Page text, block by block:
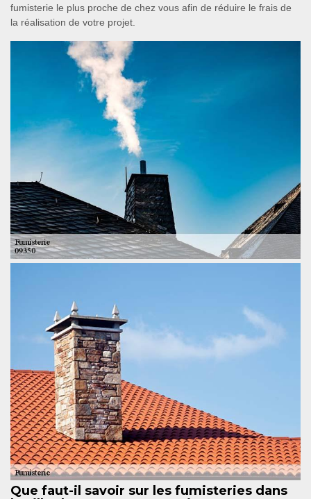
fumisterie le plus proche de chez vous afin de réduire le frais de
la réalisation de votre projet.
Que faut-il savoir sur les fumisteries dans